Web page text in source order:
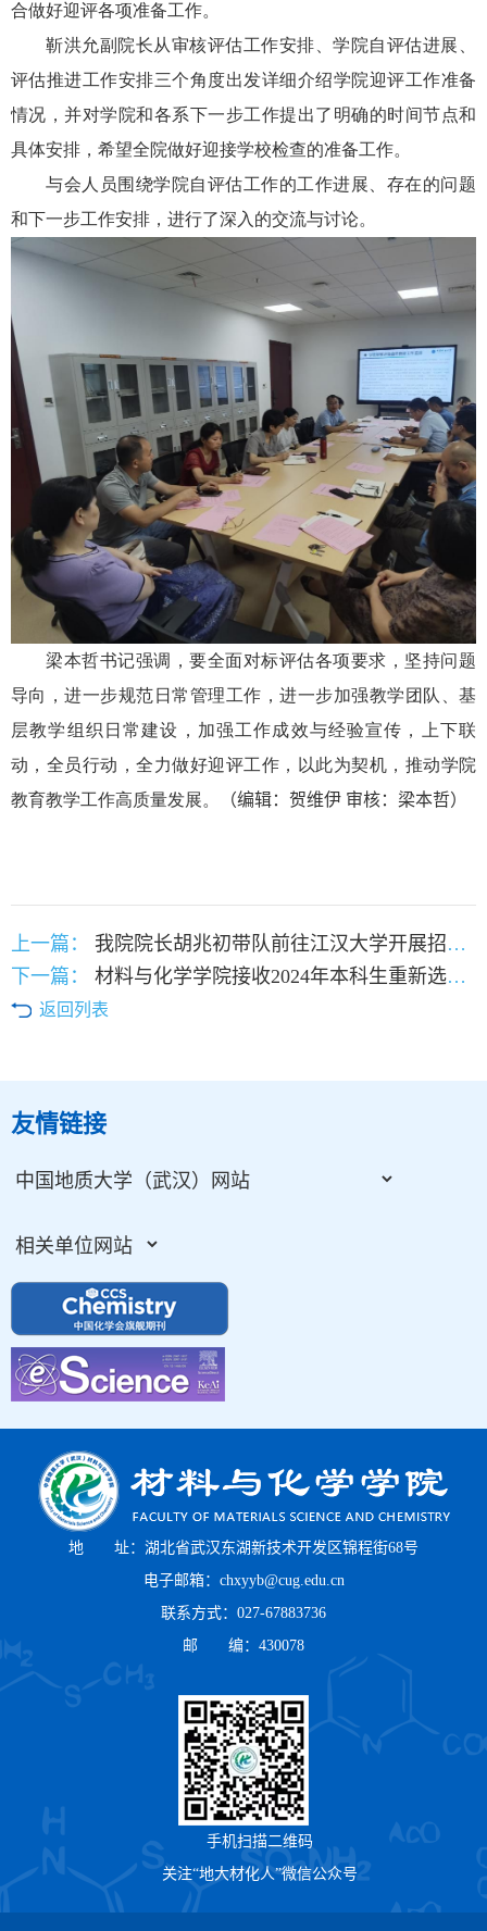
合做好迎评各项准备工作。
靳洪允副院长从审核评估工作安排、学院自评估进展、
评估推进工作安排三个角度出发详细介绍学院迎评工作准备
情况，并对学院和各系下一步工作提出了明确的时间节点和
具体安排，希望全院做好迎接学校检查的准备工作。
与会人员围绕学院自评估工作的工作进展、存在的问题
和下一步工作安排，进行了深入的交流与讨论。
梁本哲书记强调，要全面对标评估各项要求，坚持问题
导向，进一步规范日常管理工作，进一步加强教学团队、基
层教学组织日常建设，加强工作成效与经验宣传，上下联
动，全员行动，全力做好迎评工作，以此为契机，推动学院
教育教学工作高质量发展。
（编辑：贺维伊 审核：梁本哲）
上一篇：
我院院长胡兆初带队前往江汉大学开展招生宣传工作
下一篇：
材料与化学学院接收2024年本科生重新选择大类学生名单
返回列表
友情链接
地 址：湖北省武汉东湖新技术开发区锦程街68号
电子邮箱：chxyyb@cug.edu.cn
联系方式：027-67883736
邮 编：430078
手机扫描二维码
关注“地大材化人”微信公众号